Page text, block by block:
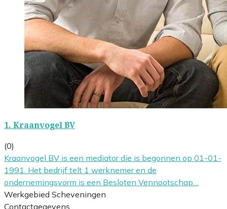
1. Kraanvogel BV
(0)
Kraanvogel BV is een mediator die is begonnen op 01-01-
1991. Het bedrijf telt 1 werknemer en de
ondernemingsvorm is een Besloten Vennootschap…
Werkgebied Scheveningen
Contactgegevens